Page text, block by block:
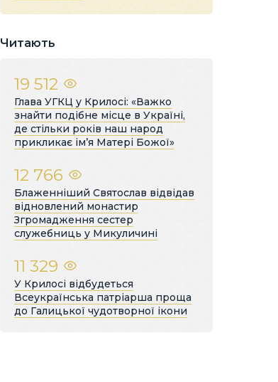
Читають
19 512
Глава УГКЦ у Крилосі: «Важко
знайти подібне місце в Україні,
де стільки років наш народ
прикликає ім’я Матері Божої»
12 766
Блаженніший Святослав відвідав
відновлений монастир
Згромадження сестер
служебниць у Микуличині
11 329
У Крилосі відбудеться
Всеукраїнська патріарша проща
до Галицької чудотворної ікони